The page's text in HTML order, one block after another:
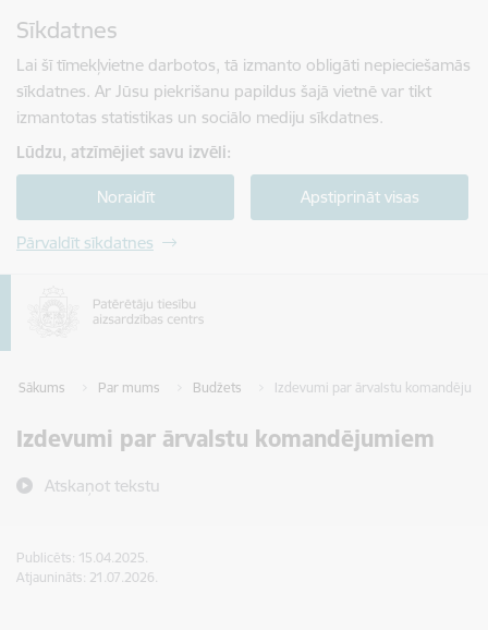
Sīkdatnes
Lai šī tīmekļvietne darbotos, tā izmanto obligāti nepieciešamās
sīkdatnes. Ar Jūsu piekrišanu papildus šajā vietnē var tikt
izmantotas statistikas un sociālo mediju sīkdatnes.
Lūdzu, atzīmējiet savu izvēli:
Noraidīt Apstiprināt visas
Pārvaldīt sīkdatnes
Sākums Par mums Budžets Izdevumi par ārvalstu
Izdevumi par ārvalstu komandējumiem
Atskaņot tekstu
Publicēts: 15.04.2025.
Atjaunināts: 21.07.2026.